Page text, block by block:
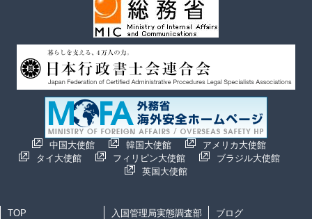
中国大使館 韓国大使館
アメリカ大使館
タイ大使館
フィリピン大使館
ブラジル大使館
英国大使館
TOP
入国管理局実態調査部
ブログ